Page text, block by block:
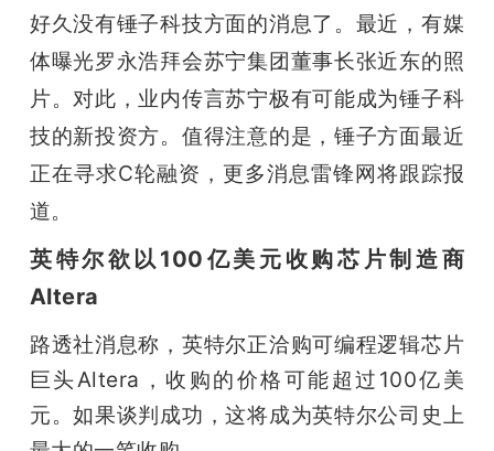
好久没有锤子科技方面的消息了。最近，有媒
体曝光罗永浩拜会苏宁集团董事长张近东的照
片。对此，业内传言苏宁极有可能成为锤子科
技的新投资方。 值得注意的是，锤子方面最近
正在寻求C轮融资，更多消息雷锋网将跟踪报
道。
英特尔欲以100亿美元收购芯片制造商
Altera
路透社消息称，英特尔正洽购可编程逻辑芯片
巨头Altera，收购的价格可能超过100亿美
元。如果谈判成功，这将成为英特尔公司史上